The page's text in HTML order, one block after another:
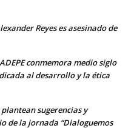
Reyes es asesinado de
ADEPE conmemora medio siglo
al desarrollo y la ética
sugerencias y
de la jornada “Dialoguemos